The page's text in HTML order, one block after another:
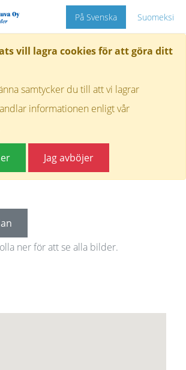
vill lagra cookies för att göra ditt
samtycker du till att vi lagrar
informationen enligt vår
Jag avböjer
På Svenska Suomeksi
ner för att se alla bilder.